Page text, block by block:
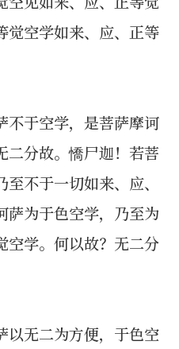
觉空学如来、应、正等
不于空学，是菩萨摩诃
二分故。憍尸迦！若菩
不于一切如来、应、
萨为于色空学，乃至为
空学。何以故？无二分
以无二为方便，于色空